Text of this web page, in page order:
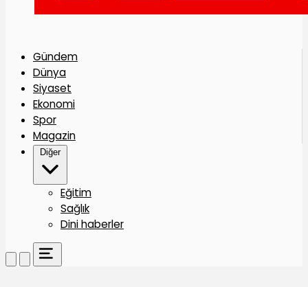
Gündem
Dünya
Siyaset
Ekonomi
Spor
Magazin
Diğer
Eğitim
Sağlık
Dini haberler